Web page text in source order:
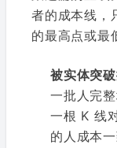
者的成本线，
的最高点或最
被实体突
一批人完
一根 K 线
的人成本